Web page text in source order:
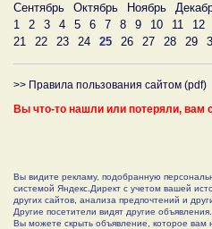
Сентябрь
Октябрь Ноябрь
1
2 3 4 5 6 7 8 9 10 11 12
21
22 23 24 25 26 27 28 29
>> Правила пользования сайтом (pdf)
Вы что-то нашли или потеряли, вам
Вы видите рекламу, подобранную
системой Яндекс.Директ с учетом вашей
других сайтов, анализа предпочтений и
Другие посетители видят другие объявления.
Вы можете скрыть объявление, которое вам